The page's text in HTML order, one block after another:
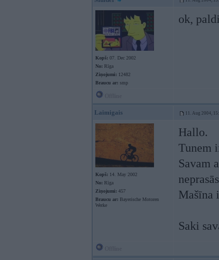
Kopš: 07. Dec 2002
No: Rīga
Ziņojumi: 12482
Braucu ar: smp
ok,
Laimigais 11. Aug 2004,
Kopš: 14. May 2002
No: Rīga
Ziņojumi: 457
Braucu ar: Bayerische Motoren
Werke
Hallo.
Tunem
Savam
Mašīna
Saki